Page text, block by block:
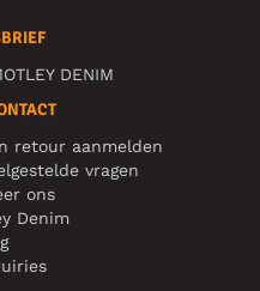
DENIM
retour aanmelden
vragen
ons
Denim